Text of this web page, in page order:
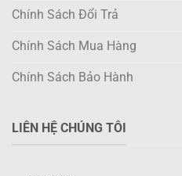
Chính Sách Đổi Trả
Chính Sách Mua Hàng
Chính Sách Bảo Hành
LIÊN HỆ CHÚNG TÔI